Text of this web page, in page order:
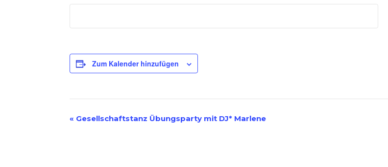
Zum Kalender hinzufügen
V
« Gesellschaftstanz Übungsparty mit DJ* Marlene